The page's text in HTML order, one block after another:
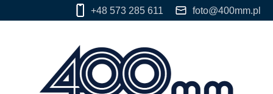
+48 573 285 611 foto@400mm.pl